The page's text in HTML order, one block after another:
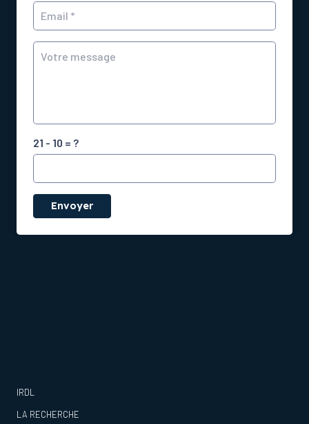
21 - 10 = ?
Envoyer
IRDL
LA RECHERCHE